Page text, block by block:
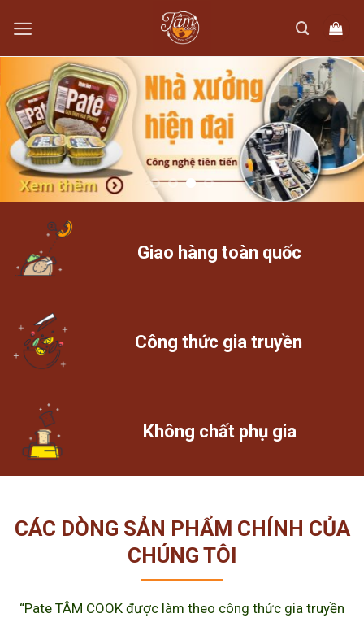
content
Giao hàng toàn quốc
Công thức gia truyền
Không chất phụ gia
CÁC DÒNG SẢN PHẨM CHÍNH CỦA
CHÚNG TÔI
“Pate TÂM COOK được làm theo công thức gia truyền